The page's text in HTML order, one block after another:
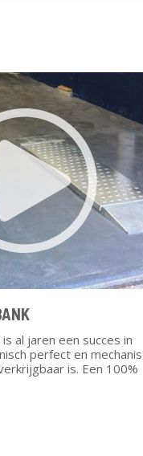
al jaren een succes in
perfect en
is. Een 100%